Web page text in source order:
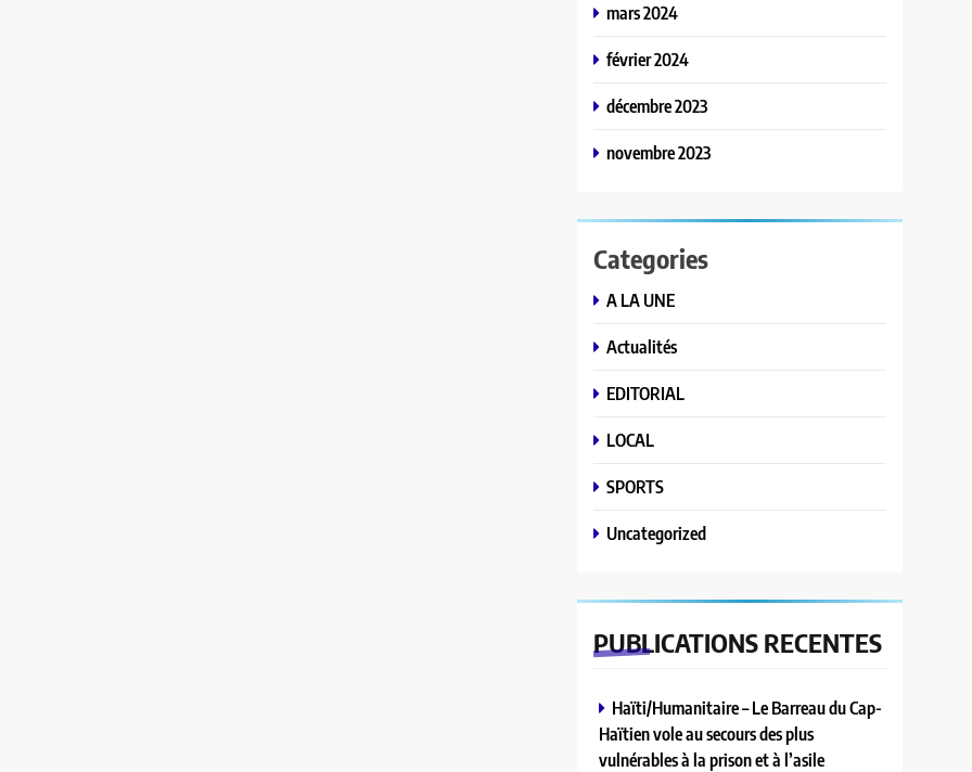
mars 2024
février 2024
décembre 2023
novembre 2023
Categories
A LA UNE
Actualités
EDITORIAL
LOCAL
SPORTS
Uncategorized
PUBLICATIONS RECENTES
Haïti/Humanitaire – Le Barreau du Cap-
Haïtien vole au secours des plus
vulnérables à la prison et à l’asile